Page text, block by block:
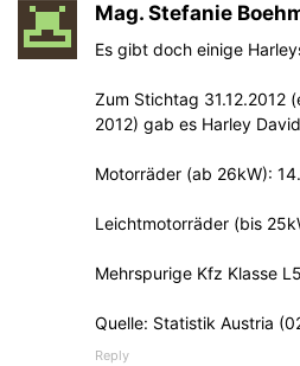
Mag. Stefanie
Es gibt doch einige
Zum Stichtag 31.12.2012
2012) gab es Harley
Motorräder (ab 26kW):
Leichtmotorräder (bis
Mehrspurige Kfz Klasse
Quelle: Statistik Austria
Reply